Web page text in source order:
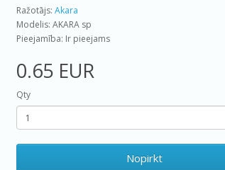
Ražotājs: Akara
Modelis: AKARA sp
Pieejamība: Ir pieejams
0.65 EUR
Qty
Nopirkt